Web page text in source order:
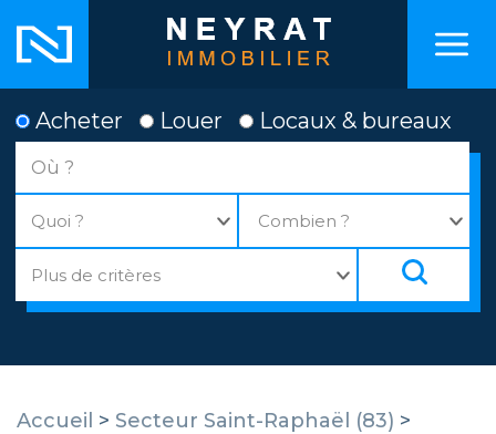
Acheter Louer Locaux & bureaux
Accueil > Secteur Saint-Raphaël (83) >